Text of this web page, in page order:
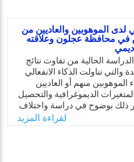
لدى الموهوبين والعاديين من
في محافظة عجلون وعلاقته
الحالية من تفاوت نتائج
والتي تناولت الذكاء الانفعالي
الموهوبين منهم أو العاديين
الديموغرافية والتحصيل
ذلك بوضوح في دراسة واختلاف
لدى كل منها. لذا، تم
الدراسة في بحث الذكاء
لقراءة المزيد